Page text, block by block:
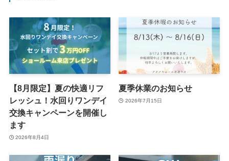
【8月限定】夏の快適リフ
レッシュ！水回りワンデイ
交換キャンペーンを開催し
ます
2026年8月4日
夏季休業のお知らせ
2026年7月15日